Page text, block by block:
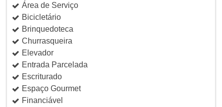
Área de Serviço
Bicicletário
Brinquedoteca
Churrasqueira
Elevador
Entrada Parcelada
Escriturado
Espaço Gourmet
Financiável